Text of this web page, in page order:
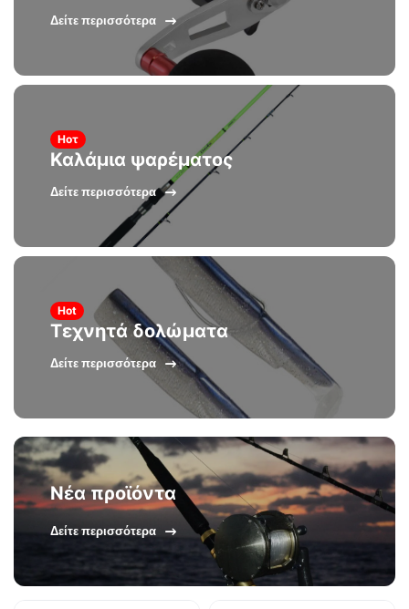
Δείτε περισσότερα
Ηοτ
Καλάμια ψαρέματος
Δείτε περισσότερα
Hot
Τεχνητά δολώματα
Δείτε περισσότερα
Νέα προϊόντα
Δείτε περισσότερα